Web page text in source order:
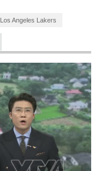
Los Angeles Lakers